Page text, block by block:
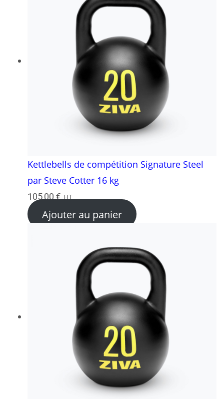
Kettlebells de compétition Signature Steel
par Steve Cotter 16 kg
105,00 € HT
Ajouter au panier